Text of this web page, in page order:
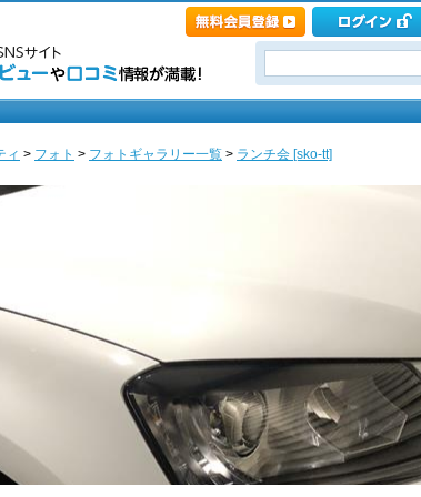
ィ > フォト > フォトギャラリー一覧 > ランチ会 [sko-tt]